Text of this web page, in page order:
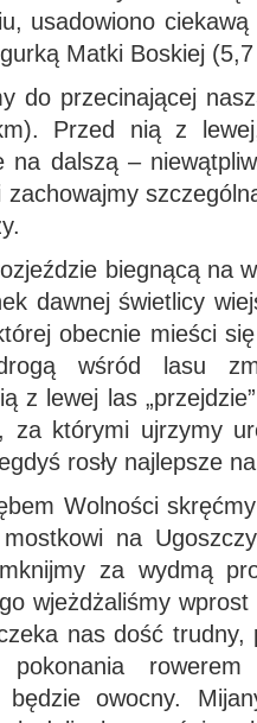
usadowiono
Matki Boskiej
do przecinającej
Przed nią z
na dalszą –
biegnącą na
dawnej świetlicy
obecnie mieści
wśród lasu
z lewej las
za którymi ujrzymy
rosły najlepsze
Wolności
mostkowi na
za wydmą
wjeżdżaliśmy
nas dość trudny,
owocny.